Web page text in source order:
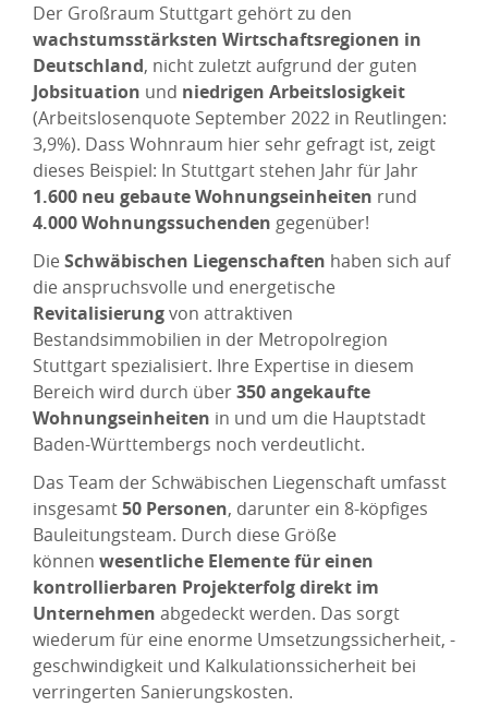
Der Großraum Stuttgart gehört zu den
wachstumsstärksten Wirtschaftsregionen in
Deutschland, nicht zuletzt aufgrund der guten
Jobsituation und niedrigen Arbeitslosigkeit
(Arbeitslosenquote September 2022 in Reutlingen:
3,9%). Dass Wohnraum hier sehr gefragt ist, zeigt
dieses Beispiel: In Stuttgart stehen Jahr für Jahr
1.600 neu gebaute Wohnungseinheiten rund
4.000 Wohnungssuchenden gegenüber!
Die Schwäbischen Liegenschaften haben sich auf
die anspruchsvolle und energetische
Revitalisierungvon attraktiven
Bestandsimmobilien in der Metropolregion
Stuttgart spezialisiert. Ihre Expertise in diesem
Bereich wird durch über350 angekaufte
Wohnungseinheiten in und um die Hauptstadt
Baden-Württembergs noch verdeutlicht.
Das Team der Schwäbischen Liegenschaft umfasst
insgesamt50 Personen, darunter ein 8-köpfiges
Bauleitungsteam. Durch diese Größe
können wesentliche Elemente für einen
kontrollierbaren Projekterfolg direkt im
Unternehmen abgedeckt werden. Das sorgt
wiederum für eine enorme Umsetzungssicherheit, -
geschwindigkeit und Kalkulationssicherheit bei
verringerten Sanierungskosten.